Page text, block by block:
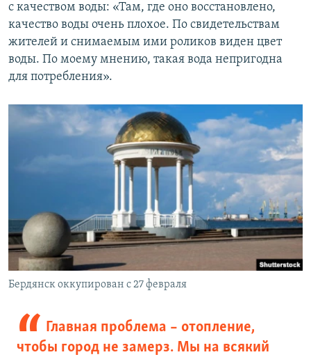
с качеством воды: «Там, где оно восстановлено,
качество воды очень плохое. По свидетельствам
жителей и снимаемым ими роликов виден цвет
воды. По моему мнению, такая вода непригодна
для потребления».
Бердянск оккупирован с 27 февраля
Главная проблема – отопление,
чтобы город не замерз. Мы на всякий